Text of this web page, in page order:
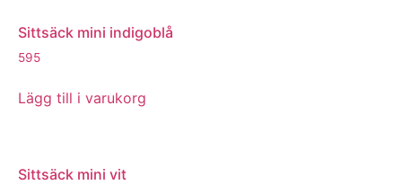
Sittsäck mini indigoblå
595
Lägg till i varukorg
Sittsäck mini vit